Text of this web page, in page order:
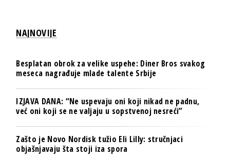
NAJNOVIJE
Besplatan obrok za velike uspehe: Diner Bros svakog
meseca nagrađuje mlade talente Srbije
IZJAVA DANA: “Ne uspevaju oni koji nikad ne padnu,
već oni koji se ne valjaju u sopstvenoj nesreći”
Zašto je Novo Nordisk tužio Eli Lilly: stručnjaci
objašnjavaju šta stoji iza spora